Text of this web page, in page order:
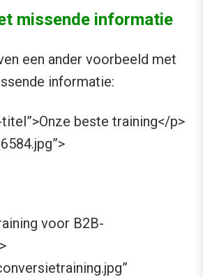
missende informatie
een ander voorbeeld met
informatie:
beste training</p>
voor B2B-